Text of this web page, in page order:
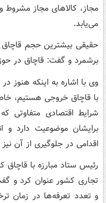
مجاز، کالاهای مجاز مشروط
می‌یابد.
حقیقی بیشترین حجم قاچاق
برشمرد و گفت: قاچاق در
وی با اشاره به اینکه هنوز
شرایط اقتصادی
برایشان موضوعیت دارد و
اقدامی در جلوگیری از آن نیز
رئیس ستاد مبارزه با قاچاق
تجاری کشور عنوان کرد و
و تعدد تعرفه‌ها در زمان